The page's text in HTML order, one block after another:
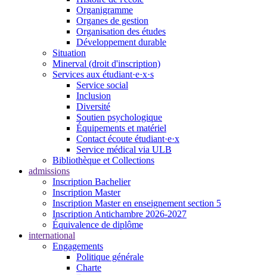
Organigramme
Organes de gestion
Organisation des études
Développement durable
Situation
Minerval (droit d'inscription)
Services aux étudiant·e·x·s
Service social
Inclusion
Diversité
Soutien psychologique
Équipements et matériel
Contact écoute étudiant·e·x
Service médical via ULB
Bibliothèque et Collections
admissions
Inscription Bachelier
Inscription Master
Inscription Master en enseignement section 5
Inscription Antichambre 2026-2027
Équivalence de diplôme
international
Engagements
Politique générale
Charte